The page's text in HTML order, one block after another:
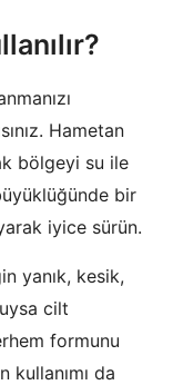
Hametan
bölgeyi su ile
bir
iyice sürün.
yanık, kesik,
cilt
formunu
kullanımı da